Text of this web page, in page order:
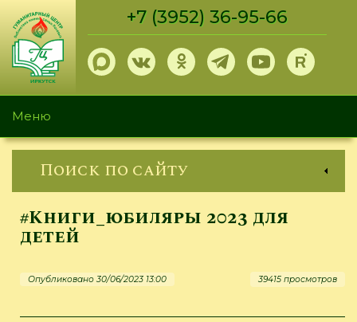
Перейти
основному
содержанию
+7 (3952) 36-95-66
Меню
Поиск по сайту
#Книги_юбиляры 2023 для
детей
Опубликовано 30/06/2023 13:00 39415 просмотров